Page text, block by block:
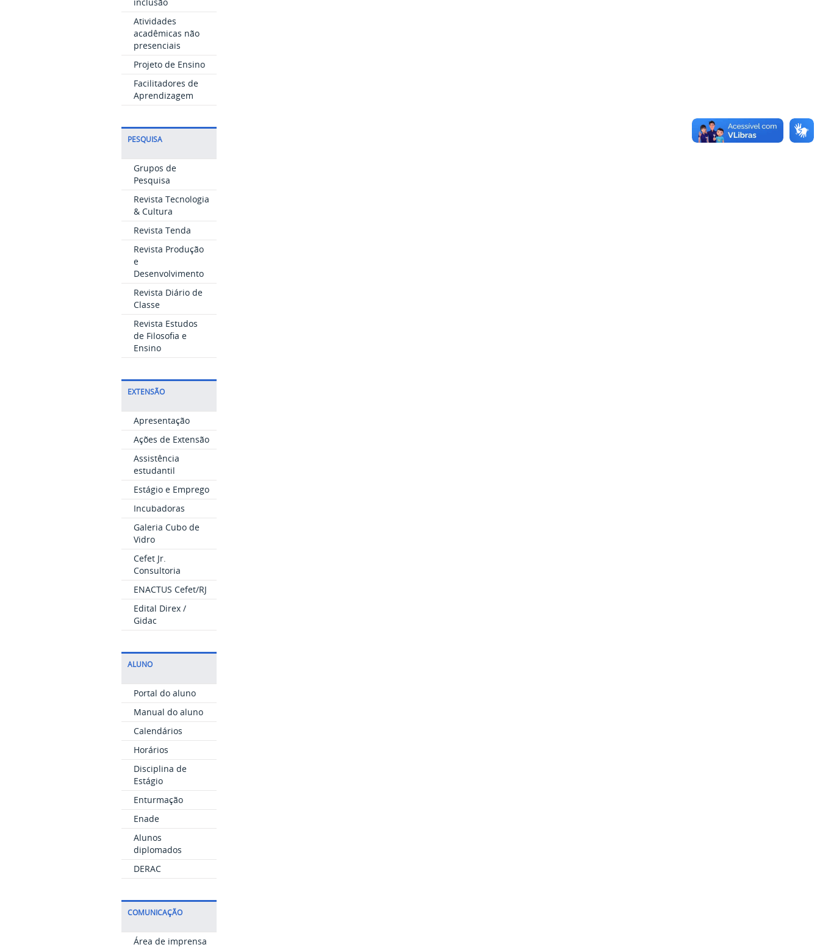
Atividades
acadêmicas não
presenciais
Projeto de Ensino
Facilitadores de
Aprendizagem
PESQUISA
Grupos de
Pesquisa
Revista Tecnologia
& Cultura
Revista Tenda
Revista Produção
e
Desenvolvimento
Revista Diário de
Classe
Revista Estudos
de Filosofia e
Ensino
EXTENSÃO
Apresentação
Ações de Extensão
Assistência
estudantil
Estágio e Emprego
Incubadoras
Galeria Cubo de
Vidro
Cefet Jr.
Consultoria
ENACTUS Cefet/RJ
Edital Direx /
Gidac
ALUNO
Portal do aluno
Manual do aluno
Calendários
Horários
Disciplina de
Estágio
Enturmação
Enade
Alunos
diplomados
DERAC
COMUNICAÇÃO
Área de imprensa